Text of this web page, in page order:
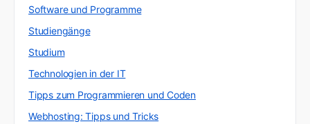
Software und Programme
Studiengänge
Studium
Technologien in der IT
Tipps zum Programmieren und Coden
Webhosting: Tipps und Tricks